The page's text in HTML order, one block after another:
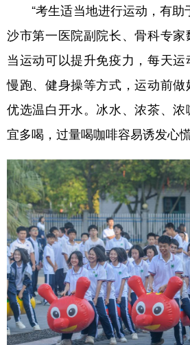
“考生适当地进行运动，有助
沙市第一医院副院长、骨科专
当运动可以提升免疫力，每天
慢跑、健身操等方式，运动前
优选温白开水。冰水、浓茶、
宜多喝，过量喝咖啡容易诱发心慌